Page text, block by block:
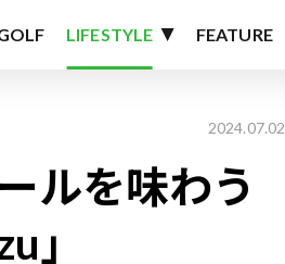
LIFESTYLE FEATURE
2024.07.02
ルを味わう
」